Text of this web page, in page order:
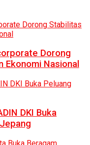
Dorong
Ekonomi Nasional
DKI Buka